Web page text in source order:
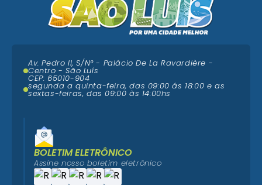
Av. Pedro II, S/N° - Palácio De La Ravardière -
Centro - São Luís
CEP: 65010-904
segunda a quinta-feira, das 09:00 ás 18:00 e as
sextas-feiras, das 09:00 às 14:00hs
BOLETIM ELETRÔNICO
Assine nosso boletim eletrônico